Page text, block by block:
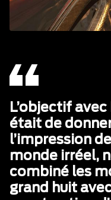
L’objectif
était de
l’impression
monde irréel,
combiné les
grand huit